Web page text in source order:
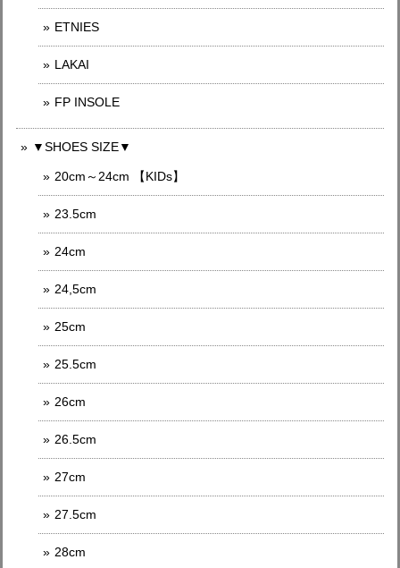
ETNIES
LAKAI
FP INSOLE
▼SHOES SIZE▼
20cm～24cm 【KIDs】
23.5cm
24cm
24,5cm
25cm
25.5cm
26cm
26.5cm
27cm
27.5cm
28cm